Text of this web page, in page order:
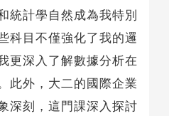
統計學自然成為我特別
科目不僅強化了我的邏
更深入了解數據分析在
此外，大二的國際企業
深刻，這門課深入探討